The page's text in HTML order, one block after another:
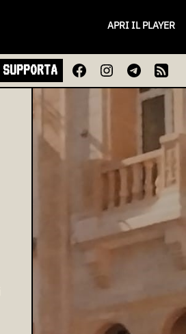
APRI IL PLAYER
SUPPORTA